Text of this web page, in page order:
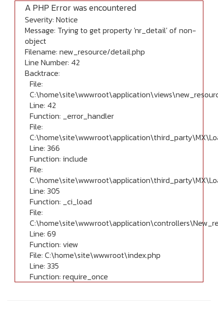
A PHP Error was encountered
Severity: Notice
Message: Trying to get property 'nr_detail' of non-
object
Filename: new_resource/detail.php
Line Number: 42
Backtrace:
File:
Line: 42
Function: _error_handler
File:
Line: 366
Function: include
File:
Line: 305
Function: _ci_load
File:
Line: 69
Function: view
File: C:\home\site\wwwroot\index.php
Line: 335
Function: require_once